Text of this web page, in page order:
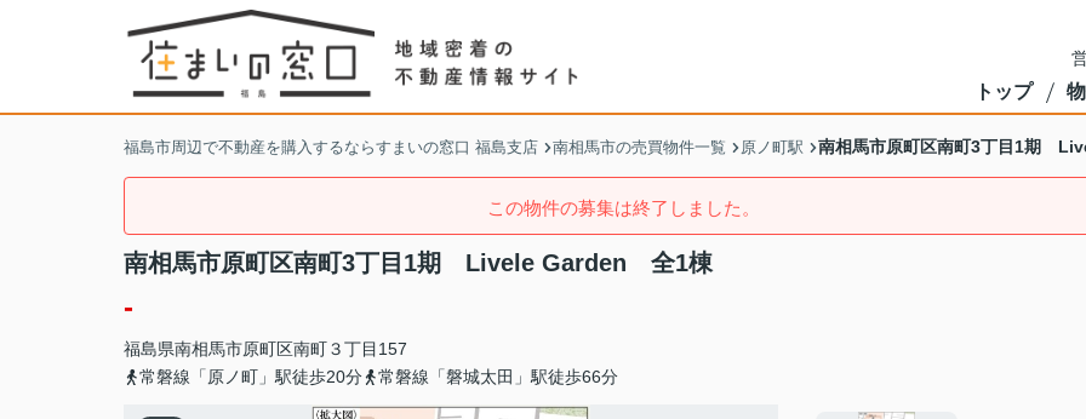
トップ
福島市周辺で不動産を購入するならすまいの窓口 福島支店 南相馬市の売買物件一覧 原ノ町駅 南相馬市原町区南町3丁目1期
この物件の募集は終了しました。
南相馬市原町区南町3丁目1期 Livele Garden 全1棟
-
福島県南相馬市原町区南町３丁目157
常磐線「原ノ町」駅徒歩20分
常磐線「磐城太田」駅徒歩66分